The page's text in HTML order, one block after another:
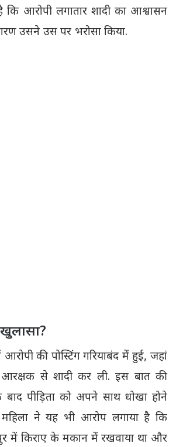
कि आरोपी लगातार शादी का आश्वासन
उसने उस पर भरोसा किया.
की पोस्टिंग गरियाबंद में हुई, जहां
से शादी कर ली. इस बात की
पीड़िता को अपने साथ धोखा होने
ने यह भी आरोप लगाया है कि
में किराए के मकान में रखवाया था और